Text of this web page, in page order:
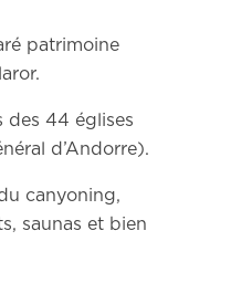
patrimoine
des 44 églises
d’Andorre).
canyoning,
saunas et bien